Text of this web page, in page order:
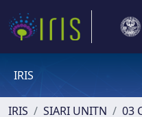
IRIS
IRIS SIARI UNITN 03